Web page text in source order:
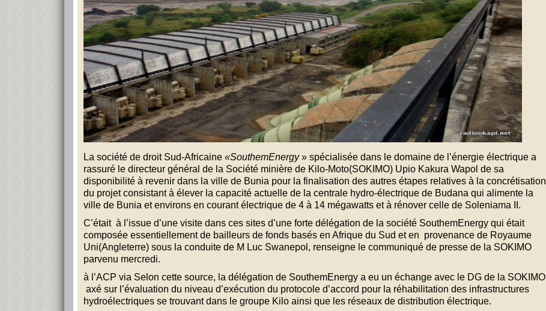
La société de droit Sud-Africaine «SouthemEnergy» spécialisée dans le domaine de l’énergie électrique a
rassuré le directeur général de la Société minière de Kilo-Moto(SOKIMO) Upio Kakura Wapol de sa
disponibilité à revenir dans la ville de Bunia pour la finalisation des autres étapes relatives à la concrétisation
du projet consistant à élever la capacité actuelle de la centrale hydro-électrique de Budana qui alimente la
ville de Bunia et environs en courant électrique de 4 à 14 mégawatts et à rénover celle de Soleniama II.
C’était à l’issue d’une visite dans ces sites d’une forte délégation de la société SouthemEnergy qui était
composée essentiellement de bailleurs de fonds basés en Afrique du Sud et en provenance de Royaume
Uni(Angleterre) sous la conduite de M Luc Swanepol, renseigne le communiqué de presse de la SOKIMO
parvenu mercredi.
à l’ACP via Selon cette source, la délégation de SouthemEnergy a eu un échange avec le DG de la SOKIMO
axé sur l’évaluation du niveau d’exécution du protocole d’accord pour la réhabilitation des infrastructures
hydroélectriques se trouvant dans le groupe Kilo ainsi que les réseaux de distribution électrique.